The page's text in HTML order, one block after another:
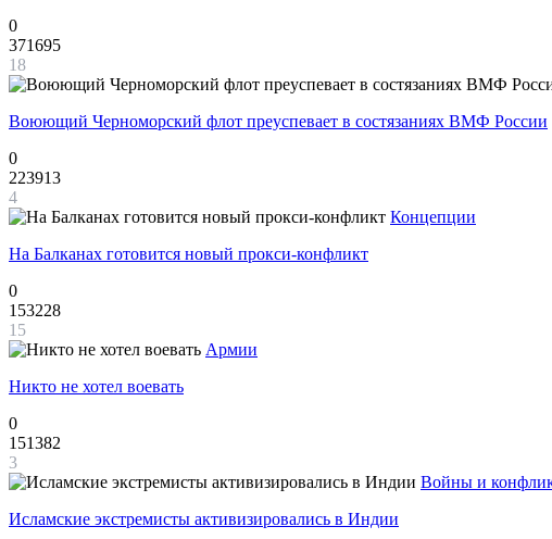
0
371695
18
Воюющий Черноморский флот преуспевает в состязаниях ВМФ России
0
223913
4
Концепции
На Балканах готовится новый прокси-конфликт
0
153228
15
Армии
Никто не хотел воевать
0
151382
3
Войны и
Исламские экстремисты активизировались в Индии